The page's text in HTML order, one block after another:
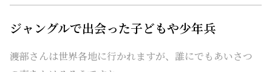
ジャングルで出会った子どもや少年兵
――渡部さんは世界各地に行かれますが、誰にでもあいさつ